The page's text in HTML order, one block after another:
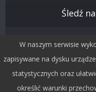
Śledź
W naszym serwisie
zapisywane na dysku
statystycznych oraz
określić warunki